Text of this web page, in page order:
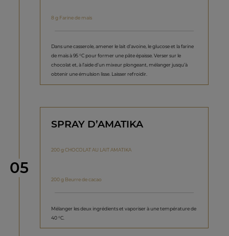
8 g Farine de maïs
Dans une casserole, amener le lait d’avoine, le glucose et la farine
de maïs à 95 °C pour former une pâte épaisse. Verser sur le
chocolat et, à l’aide d’un mixeur plongeant, mélanger jusqu’à
obtenir une émulsion lisse. Laisser refroidir.
étape
05
SPRAY D’AMATIKA
200 g CHOCOLAT AU LAIT AMATIKA
200 g Beurre de cacao
Mélanger les deux ingrédients et vaporiser à une température de
40 °C.